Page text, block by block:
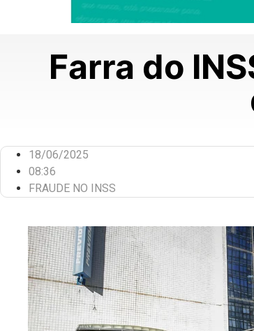
Farra do
18/06/2025
08:36
FRAUDE NO INSS